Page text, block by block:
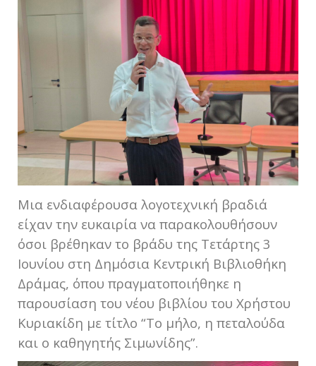
Μια ενδιαφέρουσα λογοτεχνική βραδιά
είχαν την ευκαιρία να παρακολουθήσουν
όσοι βρέθηκαν το βράδυ της Τετάρτης 3
Ιουνίου στη Δημόσια Κεντρική Βιβλιοθήκη
Δράμας, όπου πραγματοποιήθηκε η
παρουσίαση του νέου βιβλίου του Χρήστου
Κυριακίδη με τίτλο “Το μήλο, η πεταλούδα
και ο καθηγητής Σιμωνίδης”.